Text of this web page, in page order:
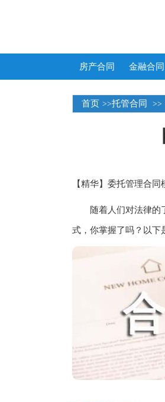
房产合同 金融合同
首页 >>托管合同 >>
【精华】委托管理合同
随着人们对法律的了
式，你掌握了吗？以下